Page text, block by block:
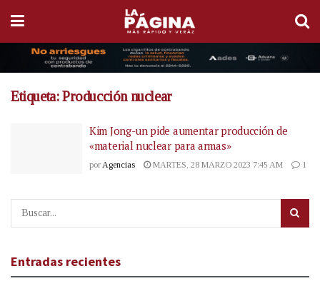
Etiqueta:Producción nuclear
Kim Jong-un pide aumentar producción de
«material nuclear para armas»
por Agencias MARTES, 28 MARZO 2023 7:45 AM 1
Entradas recientes